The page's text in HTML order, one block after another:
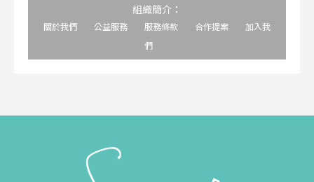
組織簡介：
關於我們 公益服務 服務條款 合作提案
加入我
們